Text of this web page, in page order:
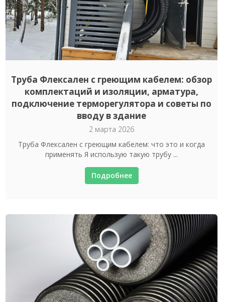
Труба Флексален с греющим кабелем: обзор
комплектаций и изоляции, арматура,
подключение терморегулятора и советы по
вводу в здание
2 марта 2026
Труба Флексален с греющим кабелем: что это и когда
применять Я использую такую трубу ...
Подробнее